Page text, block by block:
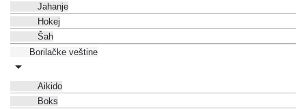
Jahanje
Hokej
Šah
Borilačke veštine
Aikido
Boks